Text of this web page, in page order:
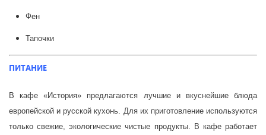
Фен
Тапочки
ПИТАНИЕ
В кафе «История» предлагаются лучшие и вкуснейшие блюда
европейской и русской кухонь. Для их приготовление используются
только свежие, экологические чистые продукты. В кафе работает